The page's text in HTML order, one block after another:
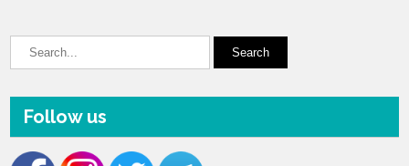
Follow us